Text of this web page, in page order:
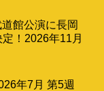
館公演に長岡
！2026年11月
年7月 第5週